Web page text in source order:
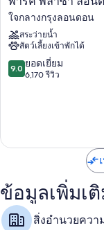
ค
พลาซ่า
ลอนดอน
เวสต์
มินส
เตอร์
ใจกลางกรุงลอนดอน
สระว่ายน้ำ
สัตว์เลี้ยงเข้าพักได้
9.0
จาก
9.0 ยอดเยี่ยม
6,170 รีวิว
ข้อมูลเพิ่มเ
สิ่งอำนวยคว